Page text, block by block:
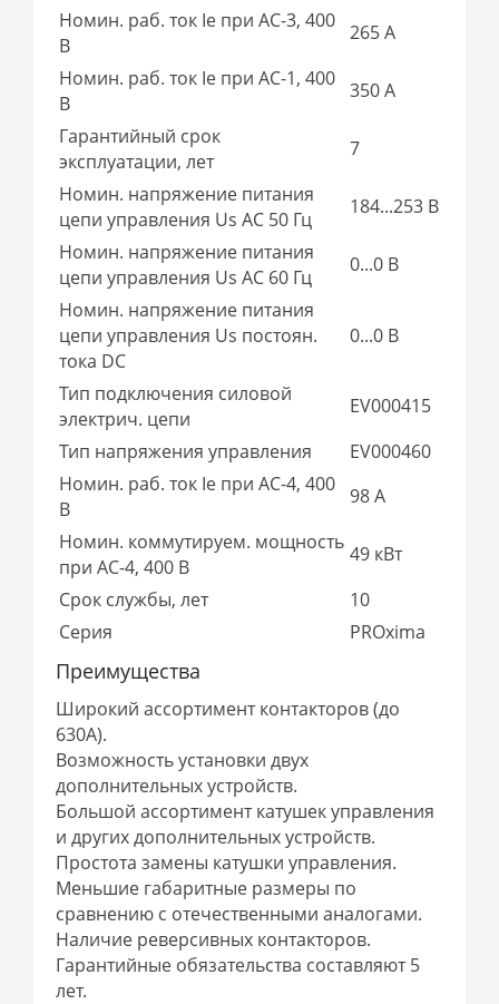
Номин. раб. ток Ie при AC-3, 400
В
265 А
Номин. раб. ток Ie при AC-1, 400
В
350 А
Гарантийный срок
эксплуатации, лет
7
Номин. напряжение питания
цепи управления Us AC 50 Гц
184...253 В
Номин. напряжение питания
цепи управления Us AC 60 Гц
0...0 В
Номин. напряжение питания
цепи управления Us постоян.
тока DC
0...0 В
Тип подключения силовой
электрич. цепи
EV000415
Тип напряжения управления
EV000460
Номин. раб. ток Ie при AC-4, 400
В
98 А
Номин. коммутируем. мощность
при AC-4, 400 В
49 кВт
Срок службы, лет
10
Серия
PROxima
Преимущества
Широкий ассортимент контакторов (до
630А).
Возможность установки двух
дополнительных устройств.
Большой ассортимент катушек управления
и других дополнительных устройств.
Простота замены катушки управления.
Меньшие габаритные размеры по
сравнению с отечественными аналогами.
Наличие реверсивных контакторов.
Гарантийные обязательства составляют 5
лет.